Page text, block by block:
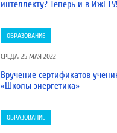
интеллекту? Теперь и в ИжГТУ!
ОБРАЗОВАНИЕ
СРЕДА, 25 МАЯ 2022
Вручение сертификатов
«Школы энергетика»
ОБРАЗОВАНИЕ